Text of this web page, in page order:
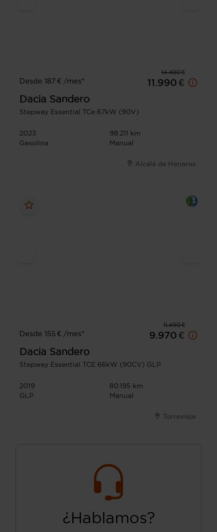
14.490 €
Desde 187 € /mes*
11.990 €
Dacia Sandero
Stepway Essential TCe 67kW (90V)
2023
98.211 km
Gasolina
Manual
Alcalá de Henares
11.490 €
Desde 155 € /mes*
9.970 €
Dacia Sandero
Stepway Essential TCE 66kW (90CV) GLP
2019
80.195 km
GLP
Manual
Torrevieja
¿Hablamos?